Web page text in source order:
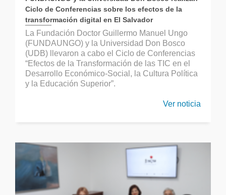
Ciclo de Conferencias sobre los efectos de la
transformación digital en El Salvador
La Fundación Doctor Guillermo Manuel Ungo
(FUNDAUNGO) y la Universidad Don Bosco
(UDB) llevaron a cabo el Ciclo de Conferencias
“Efectos de la Transformación de las TIC en el
Desarrollo Económico-Social, la Cultura Política
y la Educación Superior”.
Ver noticia